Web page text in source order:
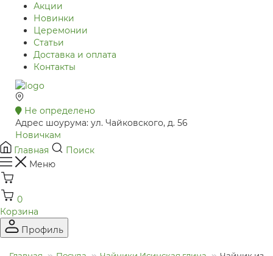
Акции
Новинки
Церемонии
Статьи
Доставка и оплата
Контакты
Не определено
Адрес шоурума: ул. Чайковского, д. 56
Новичкам
Главная
Поиск
Меню
0
Корзина
Профиль